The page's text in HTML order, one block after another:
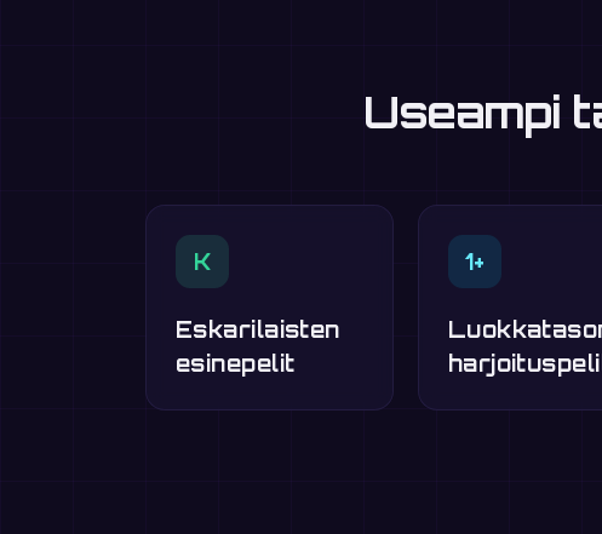
Useampi
K
Eskarilaisten
esinepelit
1+